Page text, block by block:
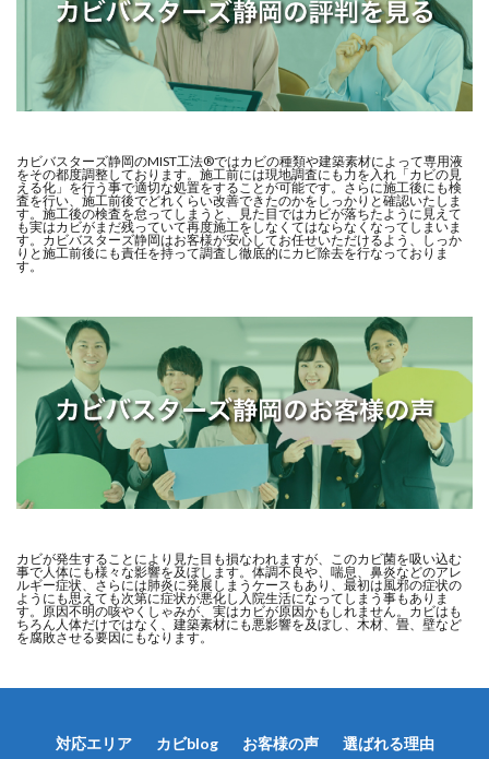
カビバスターズ静岡のMIST工法®ではカビの種類や建築素材によって専用液
をその都度調整しております。施工前には現地調査にも力を入れ「カビの見
える化」を行う事で適切な処置をすることが可能です。さらに施工後にも検
査を行い、施工前後でどれくらい改善できたのかをしっかりと確認いたしま
す。施工後の検査を怠ってしまうと、見た目ではカビが落ちたように見えて
も実はカビがまだ残っていて再度施工をしなくてはならなくなってしまいま
す。カビバスターズ静岡はお客様が安心してお任せいただけるよう、しっか
りと施工前後にも責任を持って調査し徹底的にカビ除去を行なっておりま
す。
カビが発生することにより見た目も損なわれますが、このカビ菌を吸い込む
事で人体にも様々な影響を及ぼします。体調不良や、喘息、鼻炎などのアレ
ルギー症状、さらには肺炎に発展しまうケースもあり、最初は風邪の症状の
ようにも思えても次第に症状が悪化し入院生活になってしまう事もありま
す。原因不明の咳やくしゃみが、実はカビが原因かもしれません。カビはも
ちろん人体だけではなく、建築素材にも悪影響を及ぼし、木材、畳、壁など
を腐敗させる要因にもなります。
対応エリア カビblog お客様の声 選ばれる理由